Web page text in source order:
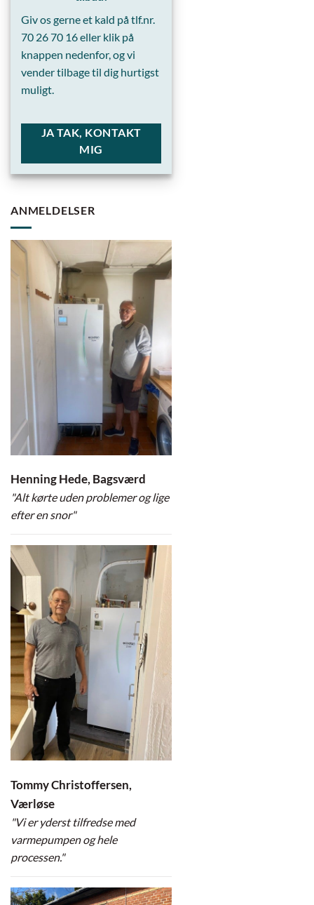
Giv os gerne et kald på tlf.nr.
70 26 70 16eller klik på
knappen nedenfor, og vi
vender tilbage til dig hurtigst
muligt.
JA TAK, KONTAKT
MIG
ANMELDELSER
Henning Hede, Bagsværd
"Alt kørte uden problemer og lige
efter en snor"
Tommy Christoffersen,
Værløse
"Vi er yderst tilfredse med
varmepumpen og hele
processen."